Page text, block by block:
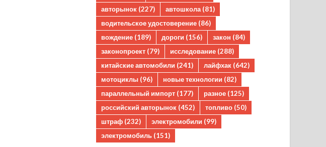
авторынок (227) автошкола (81)
водительское удостоверение (86)
вождение (189) дороги (156) закон (84)
законопроект (79) исследование (288)
китайские автомобили (241) лайфхак (642)
мотоциклы (96) новые технологии (82)
параллельный импорт (177) разное (125)
российский авторынок (452) топливо (50)
штраф (232) электромобили (99)
электромобиль (151)